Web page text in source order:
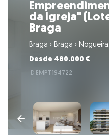
da Igreja"
Braga
Braga › Braga ›
Desde 480.000 €
ID EMPT194722